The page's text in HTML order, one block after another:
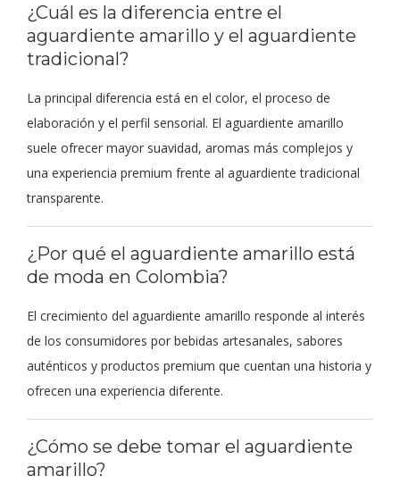
¿Cuál es la diferencia entre el
aguardiente amarillo y el aguardiente
tradicional?
La principal diferencia está en el color, el proceso de
elaboración y el perfil sensorial. El aguardiente amarillo
suele ofrecer mayor suavidad, aromas más complejos y
una experiencia premium frente al aguardiente tradicional
transparente.
¿Por qué el aguardiente amarillo está
de moda en Colombia?
El crecimiento del aguardiente amarillo responde al interés
de los consumidores por bebidas artesanales, sabores
auténticos y productos premium que cuentan una historia y
ofrecen una experiencia diferente.
¿Cómo se debe tomar el aguardiente
amarillo?